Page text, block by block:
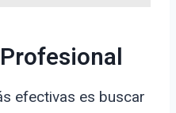
efectivas es buscar